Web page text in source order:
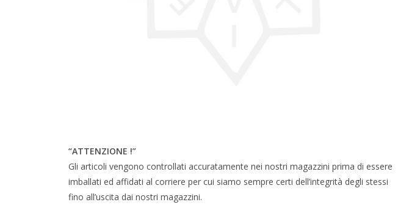
“ATTENZIONE !”
Gli articoli vengono controllati accuratamente nei nostri magazzini prima di essere
imballati ed affidati al corriere per cui siamo sempre certi dell’integrità degli stessi
fino all’uscita dai nostri magazzini.